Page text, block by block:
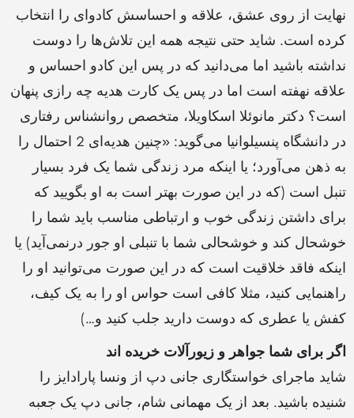
نهایت از روی عشق، علاقه و احساسش کادوای را انتخاب
کرده است. شاید حتی نتیجه همه این تلاش‌ها را دوست
نداشته باشید اما می‌دانید که در پس این کادو احساس و
علاقه نهفته است اما در پس یک کارت هدیه چه رازی پنهان
است؟ دکتر مانوئلا اسکاویلا، متخصص روانشناس رفتاری
در دانشگاه پنسیلوانیا می‌گوید: «چنین هدیه‌ای 2 احتمال را
به ذهن می‌آورد؛ یا اینکه مرد زندگی شما یک فرد بسیار
تنبل است (که در این صورت بهتر است به او بگویید که
برای داشتن زندگی خوب و ارتباطی مناسب باید شما را
خوشحال کند و خوشحالی شما با تنبلی او جور درنمی‌آید) یا
اینکه فاقد خلاقیت است که در این صورت می‌توانید او را
راهنمایی کنید، مثلا کافی است حواس او را به یک کیف،
کفش یا عطری که دوست دارید جلب کنید و…)
اگر برای شما جواهر و زیورآلات خریده اند
شاید ماجرای خواستگاری جانی دپ از ونسا پارادایز را
شنیده باشید. بعد از یک مهمانی شام، جانی دپ یک جعبه